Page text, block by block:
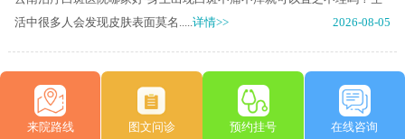
活中很多人会发现皮肤表面莫名.....详情>> 2026-08-05
来院路线 图文问诊 预约挂号 在线咨询